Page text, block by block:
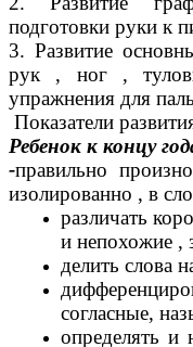
подготовки руки к
3. Развитие
рук , ног ,
упражнения для
Показатели
Ребенок к концу
-правильно
изолированно , в
различать
и непохожие ,
делить слова
согласные,
определять и